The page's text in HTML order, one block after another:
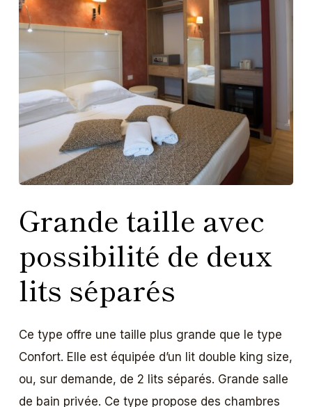
Grande taille avec
possibilité de deux
lits séparés
Ce type offre une taille plus grande que le type
Confort. Elle est équipée d’un lit double king size,
ou, sur demande, de 2 lits séparés. Grande salle
de bain privée. Ce type propose des chambres